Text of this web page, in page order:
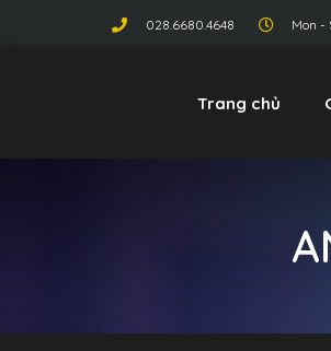
028.6680.4648 Mon -
Trang chủ